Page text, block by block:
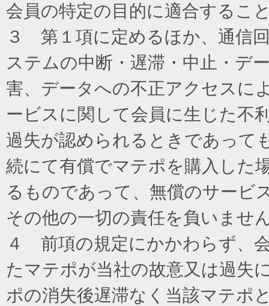
会員の特定の目的に適合するこ
３ 第１項に定めるほか、通信
ステムの中断・遅滞・中止・デ
害、データへの不正アクセスに
ービスに関して会員に生じた不
過失が認められるときであって
続にて有償でマテポを購入した
るものであって、無償のサービ
その他の一切の責任を負いませ
４ 前項の規定にかかわらず、
たマテポが当社の故意又は過失
ポの消失後遅滞なく当該マテポ